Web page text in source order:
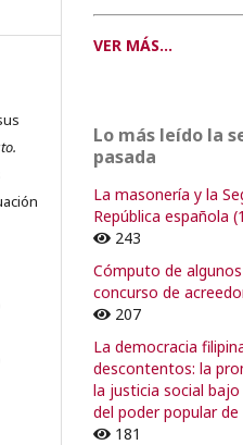
VER MÁS...
Lo más leído la
pasada
La masonería y la
República española
243
Cómputo de
concurso de
207
La democracia
descontentos: la
la justicia social
del poder popular de
181